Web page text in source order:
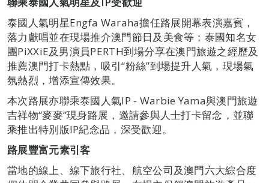
泰國人氣明星Engfa Waraha擔任路展開幕表演嘉賓，
落力獻唱並在現場推介澳門節日及美食等；泰國知名女
團PiXXiE及男演員PERTH到場分享在澳門旅遊之經歷及
推薦澳門打卡熱點，吸引“粉絲”到場提升人氣，現場氣
氛熱烈，增添宣傳效果。
本次路展亦聯乘泰國人氣IP - Warbie Yama與澳門旅遊
吉祥物“麥麥”現身路展，邀請參與人士打卡留念，並聯
乘推出特別版IP紀念品，深受歡迎。
路展豐富元素引客
當地的線上、線下旅行社、航空公司及澳門六大綜合度